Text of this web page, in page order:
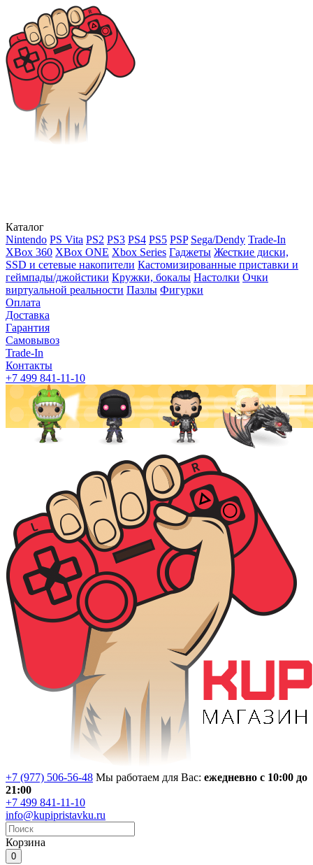
Каталог
Nintendo PS Vita PS2 PS3 PS4 PS5 PSP Sega/Dendy Trade-In
XBox 360 XBox ONE Xbox Series Гаджеты Жесткие диски,
SSD и сетевые накопители Кастомизированные приставки и
геймпады/джойстики Кружки, бокалы Настолки Очки
виртуальной реальности Пазлы Фигурки
Оплата
Доставка
Гарантия
Самовывоз
Trade-In
Контакты
+7 499 841-11-10
+7 (977) 506-56-48 Мы работаем для Вас: ежедневно с 10:00 до
21:00
+7 499 841-11-10
info@kupipristavku.ru
Корзина
0